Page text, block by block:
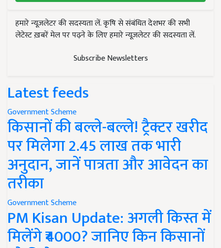
हमारे न्यूज़लेटर की सदस्यता लें. कृषि से संबंधित देशभर की सभी
लेटेस्ट ख़बरें मेल पर पढ़ने के लिए हमारे न्यूज़लेटर की सदस्यता लें.
Subscribe Newsletters
Latest feeds
Government Scheme
किसानों की बल्ले-बल्ले! ट्रैक्टर खरीद
पर मिलेगा 2.45 लाख तक भारी
अनुदान, जानें पात्रता और आवेदन का
तरीका
Government Scheme
PM Kisan Update: अगली किस्त में
मिलेंगे ₹4000? जानिए किन किसानों